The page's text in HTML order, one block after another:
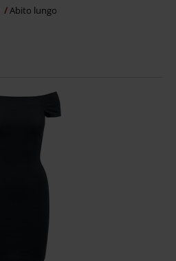
Abito lungo